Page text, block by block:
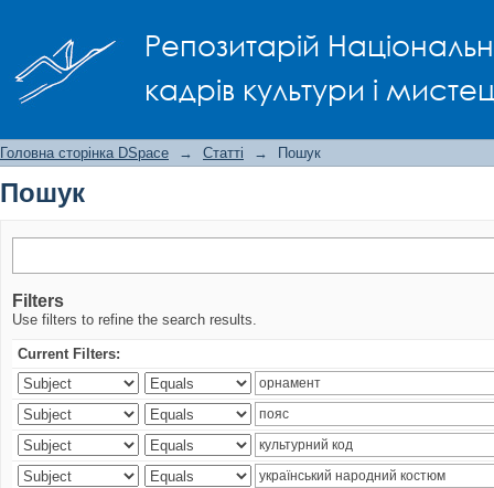
Репозитарій
кадрів культури і
Головна сторінка DSpace → Статті → Пошук
Пошук
Filters
Use filters to refine the search results.
Current Filters: